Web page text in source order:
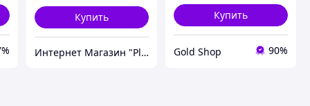
Купить
Интернет Магазин "PlexStore"
Купить
Gold Shop 90%